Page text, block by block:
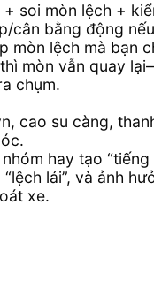
soi mòn lệch +
cân bằng động
mòn lệch mà bạn
mòn vẫn quay
chụm.
cao su càng,
hay tạo “tiếng
“lệch lái”, và ảnh
xe.